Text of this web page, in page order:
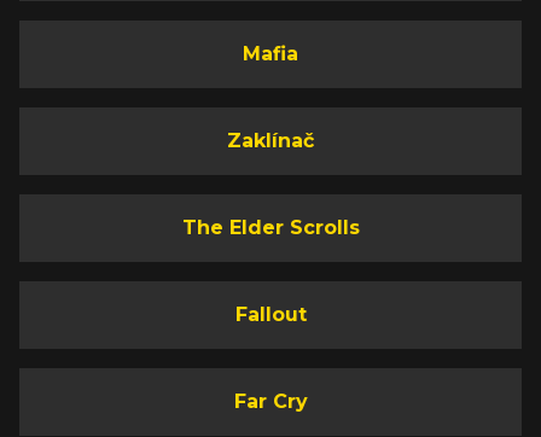
Mafia
Zaklínač
The Elder Scrolls
Fallout
Far Cry